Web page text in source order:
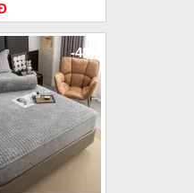
-48%